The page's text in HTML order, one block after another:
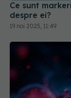
Ce sunt
despre ei?
19 noi 2025, 11:49